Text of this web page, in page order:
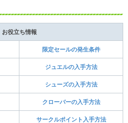
お役立ち情報
限定セールの発生条件
ジュエルの入手方法
シューズの入手方法
クローバーの入手方法
サークルポイント入手方法